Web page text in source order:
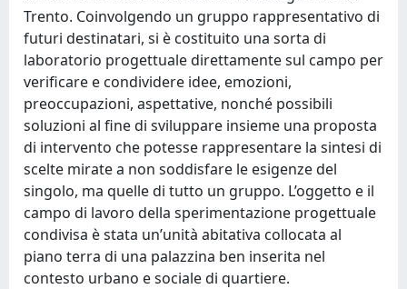
Trento. Coinvolgendo un gruppo rappresentativo di
futuri destinatari, si è costituito una sorta di
laboratorio progettuale direttamente sul campo per
verificare e condividere idee, emozioni,
preoccupazioni, aspettative, nonché possibili
soluzioni al fine di sviluppare insieme una proposta
di intervento che potesse rappresentare la sintesi di
scelte mirate a non soddisfare le esigenze del
singolo, ma quelle di tutto un gruppo. L’oggetto e il
campo di lavoro della sperimentazione progettuale
condivisa è stata un’unità abitativa collocata al
piano terra di una palazzina ben inserita nel
contesto urbano e sociale di quartiere.